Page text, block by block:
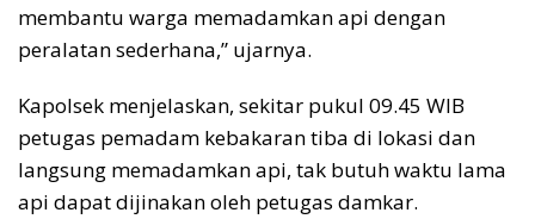
membantu warga memadamkan api dengan
peralatan sederhana,” ujarnya.
Kapolsek menjelaskan, sekitar pukul 09.45 WIB
petugas pemadam kebakaran tiba di lokasi dan
langsung memadamkan api, tak butuh waktu lama
api dapat dijinakan oleh petugas damkar.